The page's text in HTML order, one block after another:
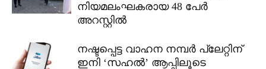
നിയമലംഘകരായ 48 പേർ
അറസ്റ്റിൽ
നഷ്ടപ്പെട്ട വാഹന നമ്പർ പ്ലേറ്റിന്
ഇനി ‘സഹൽ’ ആപ്പിലൂടെ